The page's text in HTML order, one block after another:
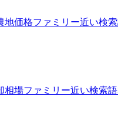
地価格ファミリー近い検
相場ファミリー近い検索